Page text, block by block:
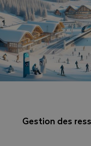
Gestion des